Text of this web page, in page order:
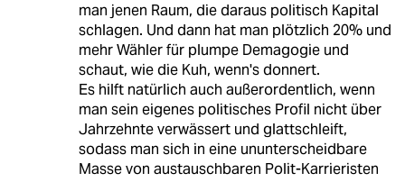
man jenen Raum, die daraus politisch Kapital
schlagen. Und dann hat man plötzlich 20% und
mehr Wähler für plumpe Demagogie und
schaut, wie die Kuh, wenn's donnert.
Es hilft natürlich auch außerordentlich, wenn
man sein eigenes politisches Profil nicht über
Jahrzehnte verwässert und glattschleift,
sodass man sich in eine ununterscheidbare
Masse von austauschbaren Polit-Karrieristen